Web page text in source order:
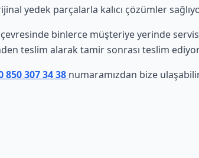
yedek parçalarla kalıcı çözümler
binlerce müşteriye yerinde
teslim alarak tamir sonrası teslim
850 307 34 38 numaramızdan bize